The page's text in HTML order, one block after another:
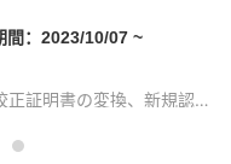
間：2023/10/07 ~
Jim-E Techは、ISO/IEC 17025:2017校正証明書の変換、新規認証...